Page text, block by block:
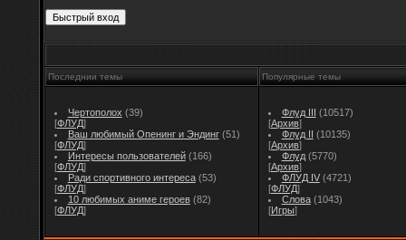
Последнии темы Популярные темы
Чертополох (39)
[ФЛУД]
Ваш любимый Опенинг и Эндинг (51)
[ФЛУД]
Интересы пользователей (166)
[ФЛУД]
Ради спортивного интереса (53)
[ФЛУД]
10 любимых аниме героев (82)
[ФЛУД]
Флуд III (10517)
[Архив]
Флуд II (10135)
[Архив]
Флуд (5770)
[Архив]
ФЛУД IV (4721)
[ФЛУД]
Слова (1043)
[Игры]